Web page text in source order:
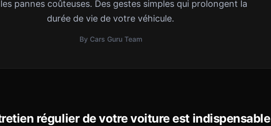
pannes coûteuses. Des gestes simples qui prolongent la
durée de vie de votre véhicule.
By Cars Guru Team
régulier de votre voiture est indispensable